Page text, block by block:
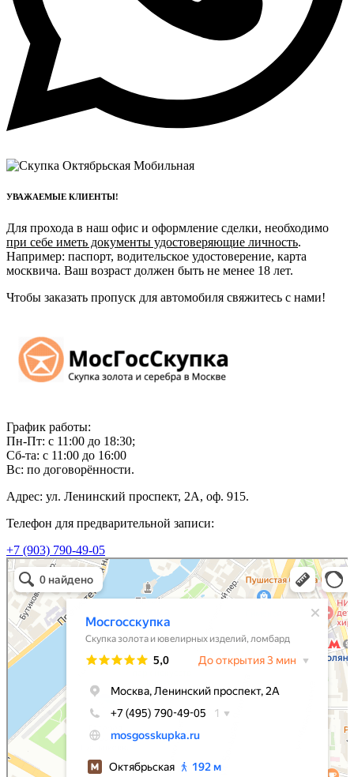
УВАЖАЕМЫЕ КЛИЕНТЫ!
Для прохода в наш офис и оформление сделки, необходимо
при себе иметь документы удостоверяющие личность.
Например: паспорт, водительское удостоверение, карта
москвича. Ваш возраст должен быть не менее 18 лет.
Чтобы заказать пропуск для автомобиля свяжитесь с нами!
График работы:
Пн-Пт: с 11:00 до 18:30;
Сб-та: с 11:00 до 16:00
Вс: по договорённости.
Адрес: ул. Ленинский проспект, 2А, оф. 915.
Телефон для предварительной записи:
+7 (903) 790-49-05
Мосгосскупка
Скупка золота и ювелирных изделий в Москве
Ломбард в Москве